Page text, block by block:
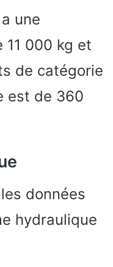
une
11 000 kg et
de catégorie
est de 360
données
hydraulique